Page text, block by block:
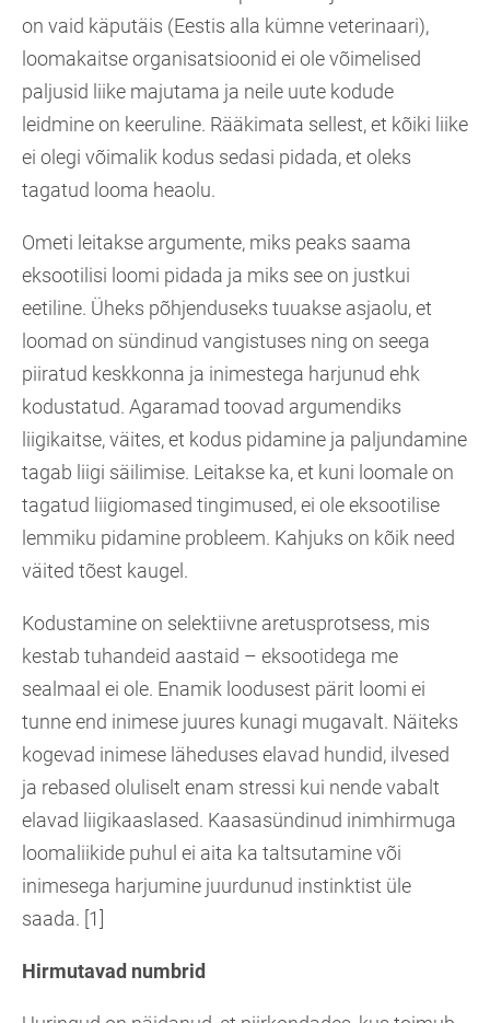
on vaid käputäis (Eestis alla kümne veterinaari),
loomakaitse organisatsioonid ei ole võimelised
paljusid liike majutama ja neile uute kodude
leidmine on keeruline. Rääkimata sellest, et kõiki liike
ei olegi võimalik kodus sedasi pidada, et oleks
tagatud looma heaolu.
Ometi leitakse argumente, miks peaks saama
eksootilisi loomi pidada ja miks see on justkui
eetiline. Üheks põhjenduseks tuuakse asjaolu, et
loomad on sündinud vangistuses ning on seega
piiratud keskkonna ja inimestega harjunud ehk
kodustatud. Agaramad toovad argumendiks
liigikaitse, väites, et kodus pidamine ja paljundamine
tagab liigi säilimise. Leitakse ka, et kuni loomale on
tagatud liigiomased tingimused, ei ole eksootilise
lemmiku pidamine probleem. Kahjuks on kõik need
väited tõest kaugel.
Kodustamine on selektiivne aretusprotsess, mis
kestab tuhandeid aastaid – eksootidega me
sealmaal ei ole. Enamik loodusest pärit loomi ei
tunne end inimese juures kunagi mugavalt. Näiteks
kogevad inimese läheduses elavad hundid, ilvesed
ja rebased oluliselt enam stressi kui nende vabalt
elavad liigikaaslased. Kaasasündinud inimhirmuga
loomaliikide puhul ei aita ka taltsutamine või
inimesega harjumine juurdunud instinktist üle
saada. [1]
Hirmutavad numbrid